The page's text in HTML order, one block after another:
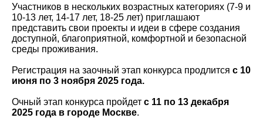
Участников в нескольких возрастных категориях (7-9 и
10-13 лет, 14-17 лет, 18-25 лет) приглашают
представить свои проекты и идеи в сфере создания
доступной, благоприятной, комфортной и безопасной
среды проживания.
Регистрация на заочный этап конкурса продлится с 10
июня по 3 ноября 2025 года.
Очный этап конкурса пройдет с 11 по 13 декабря
2025 года в городе Москве.